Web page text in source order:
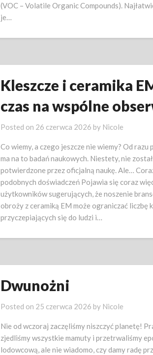
(VOC – Volatile Organic Compounds).
je…
Kleszcze i ceramika
czas na wspólne
Posted on 26 czerwca 2026 by Nicole
Co wiemy, a czego jeszcze nie wiemy? Od razu
ma na to badań naukowych. Niestety, nie
potwierdzone przez oficjalną naukę. Ale…
podobnych doświadczeń Pojawia się coraz
użytkowników sugerujących, że noszenie
obroży z ceramiką EM może ograniczać liczbę
przyczepiających się do ludzi i…
Dwunożni
Posted on 25 czerwca 2026 by Nicole
Nie od wczoraj zaczęliśmy niszczyć planetę!
zjedliśmy wszystkie mamuty i przetrwaliśmy
lodowcową, ale nie wiadomo, czy damy radę